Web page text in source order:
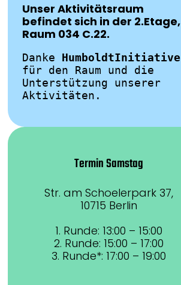
Unser Aktivitätsraum
befindet sich in der 2.Etage,
Raum 034 C.22.
Danke
für den Raum und die
Unterstützung unserer
Aktivitäten.
Termin Samstag
Str. am Schoelerpark 37,
10715 Berlin
1. Runde: 13:00 – 15:00
2. Runde: 15:00 – 17:00
3. Runde*: 17:00 – 19:00